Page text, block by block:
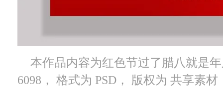
本作品内容为红色节过了腊八就是
6098， 格式为 PSD， 版权为 共享素